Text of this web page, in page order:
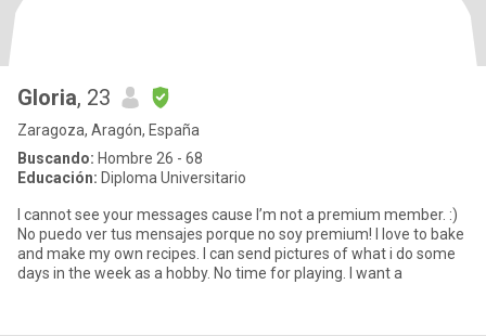
Gloria, 23
Zaragoza, Aragón, España
Buscando: Hombre 26 - 68
Educación: Diploma Universitario
I cannot see your messages cause I’m not a premium member. :)
No puedo ver tus mensajes porque no soy premium! I love to bake
and make my own recipes. I can send pictures of what i do some
days in the week as a hobby. No time for playing. I want a